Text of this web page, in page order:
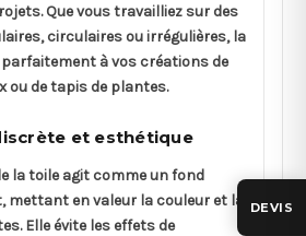
Que vous travailliez sur des
circulaires ou irrégulières, la
à vos créations de
ou de tapis de plantes.
et esthétique
la toile agit comme un fond
mettant en valeur la couleur et la
Elle évite les effets de
DEVIS